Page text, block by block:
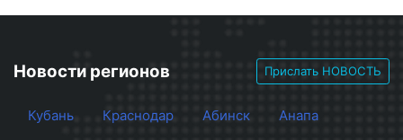
Новости регионов Прислать НОВОСТЬ
Кубань Краснодар Абинск Анапа